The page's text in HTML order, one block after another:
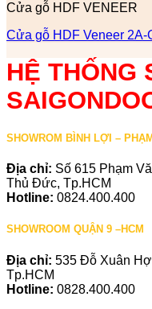
Cửa gỗ HDF VENEER
Cửa gỗ HDF Veneer 2A-
HỆ THỐNG
SHOWROM BÌNH LỢI –
Địa chỉ: Số 615 Phạm
Thủ Đức, Tp.HCM
Hotline: 0824.400.400
SHOWROOM QUẬN 9 –HCM
Địa chỉ: 535 Đỗ Xuân
Tp.HCM
Hotline: 0828.400.400